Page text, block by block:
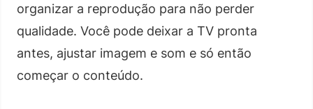
organizar a reprodução para não perder
qualidade. Você pode deixar a TV pronta
antes, ajustar imagem e som e só então
começar o conteúdo.